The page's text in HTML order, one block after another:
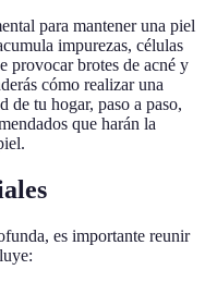
para mantener una piel
impurezas, células
provocar brotes de acné y
cómo realizar una
de tu hogar, paso a paso,
que harán la
es importante reunir